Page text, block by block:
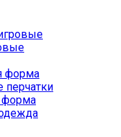
форма
перчатки
форма